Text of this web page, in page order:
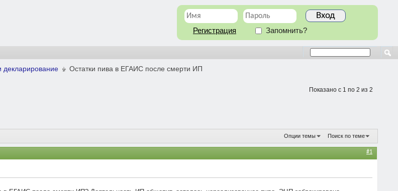
Регистрация Запомнить?
декларирование Остатки пива в ЕГАИС после смерти ИП
Показано с 1 по 2 из 2
Опции темы Поиск по теме
#1